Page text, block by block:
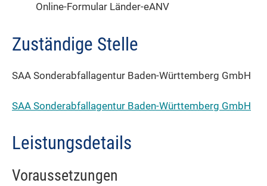
Online-Formular Länder-eANV
Zuständige Stelle
SAA Sonderabfallagentur Baden-Württemberg GmbH
SAA Sonderabfallagentur Baden-Württemberg GmbH
Leistungsdetails
Voraussetzungen